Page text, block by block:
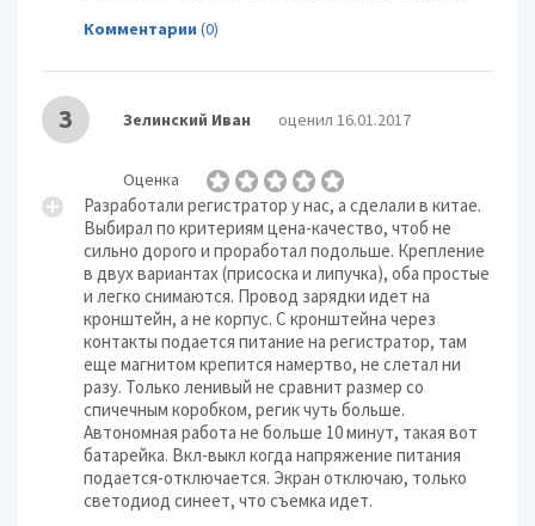
Комментарии (0)
З Зелинский Иван оценил 16.01.2017
Оценка
Разработали регистратор у нас, а сделали в китае.
Выбирал по критериям цена-качество, чтоб не
сильно дорого и проработал подольше. Крепление
в двух вариантах (присоска и липучка), оба простые
и легко снимаются. Провод зарядки идет на
кронштейн, а не корпус. С кронштейна через
контакты подается питание на регистратор, там
еще магнитом крепится намертво, не слетал ни
разу. Только ленивый не сравнит размер со
спичечным коробком, регик чуть больше.
Автономная работа не больше 10 минут, такая вот
батарейка. Вкл-выкл когда напряжение питания
подается-отключается. Экран отключаю, только
светодиод синеет, что съемка идет.